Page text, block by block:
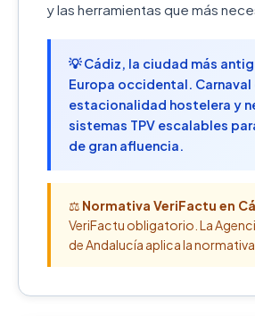
y las herramientas que más
💡 Cádiz, la ciudad más
Europa occidental. Carnaval
estacionalidad hostelera y
sistemas TPV escalables
de gran afluencia.
⚖️ Normativa VeriFactu en
VeriFactu obligatorio. La
de Andalucía aplica la normativa.